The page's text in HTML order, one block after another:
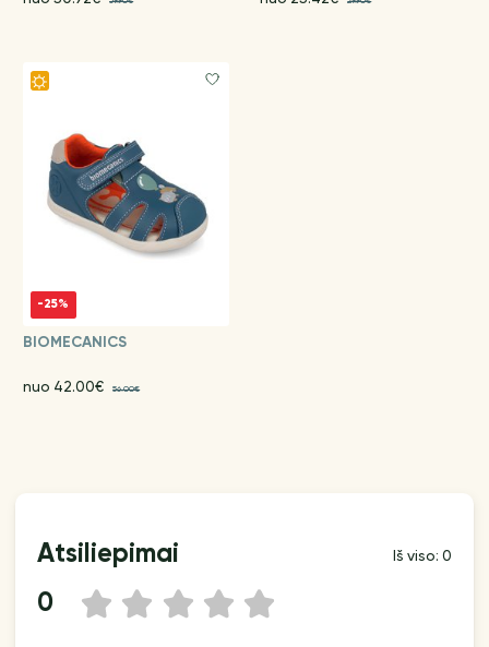
-25%
BIOMECANICS
nuo 42.00€ 56.00€
Atsiliepimai Iš viso: 0
0 5
4
3
2
1